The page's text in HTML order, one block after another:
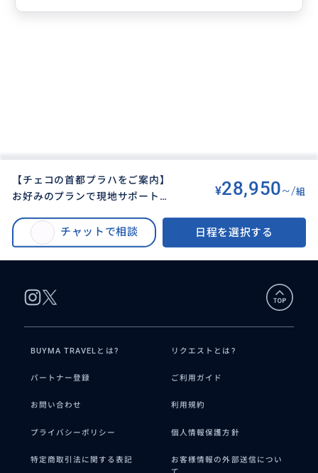
【チェコの首都プラハをご案内】
お好みのプランで現地サポート、
¥28,950~/組
チャットで相談 日程を選択する
【チェコの首都プラハをご案内】お好みのプランで現地サポート、観光、送
迎いたします
BUYMA TRAVELとは? リクエストとは?
パートナー登録 ご利用ガイド
お問い合わせ 利用規約
プライバシーポリシー 個人情報保護方針
特定商取引法に関する表記
お客様情報の外部送信につい